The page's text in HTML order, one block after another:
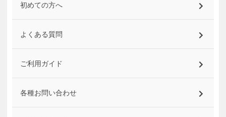
初めての方へ
よくある質問
ご利用ガイド
各種お問い合わせ